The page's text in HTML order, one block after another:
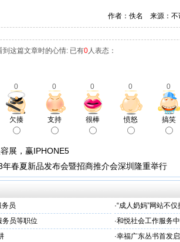
作者：佚名 来源：
到这篇文章时的心情: 已有0人表态：
0 0 0 0 0
欠揍 支持 很棒 愤怒 搞笑
展，赢IPHONE5
年春夏新品发布会暨招商推介会深圳隆重举行
员 ·“成人奶妈”网站不
务员等职位 ·和悦社会工作服务
·幸福广东丛书首发